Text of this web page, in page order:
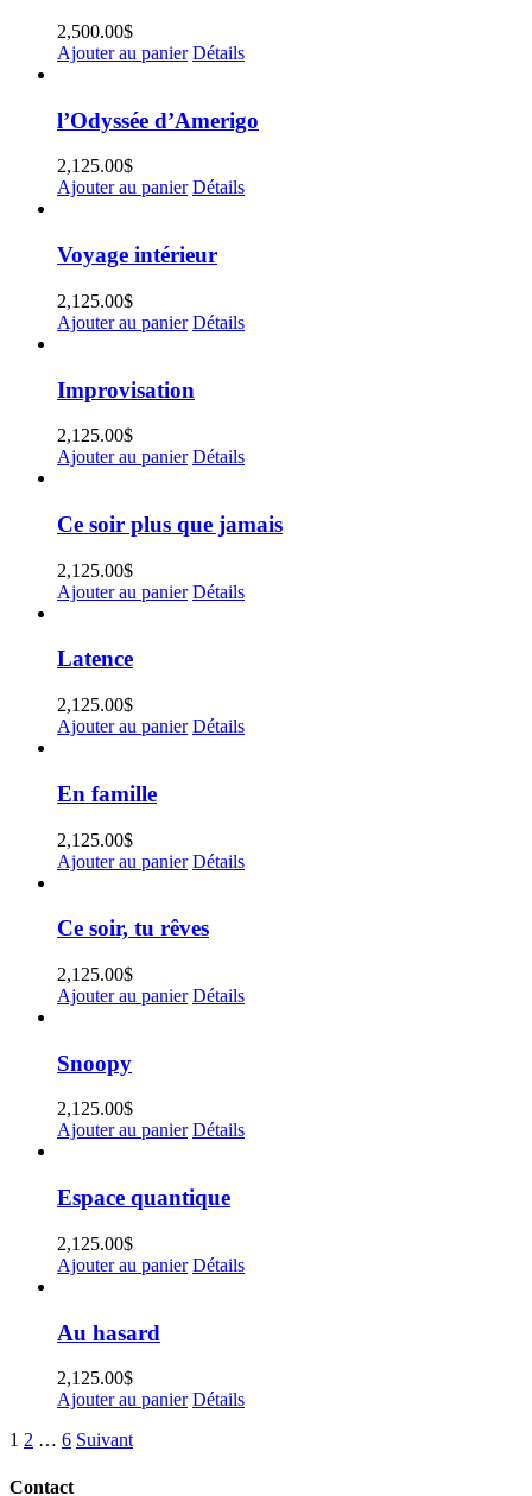
2,500.00$
Ajouter au panier Détails
l’Odyssée d’Amerigo
2,125.00$
Ajouter au panier Détails
Voyage intérieur
2,125.00$
Ajouter au panier Détails
Improvisation
2,125.00$
Ajouter au panier Détails
Ce soir plus que jamais
2,125.00$
Ajouter au panier Détails
Latence
2,125.00$
Ajouter au panier Détails
En famille
2,125.00$
Ajouter au panier Détails
Ce soir, tu rêves
2,125.00$
Ajouter au panier Détails
Snoopy
2,125.00$
Ajouter au panier Détails
Espace quantique
2,125.00$
Ajouter au panier Détails
Au hasard
2,125.00$
Ajouter au panier Détails
1 2 … 6 Suivant
Contact